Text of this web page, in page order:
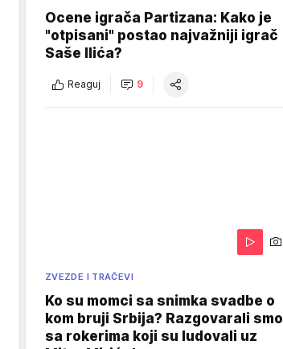
Ocene igrača Partizana: Kako je
"otpisani" postao najvažniji igrač
Saše Ilića?
Reaguj 9
ZVEZDE I TRAČEVI
Ko su momci sa snimka svadbe o
kom bruji Srbija? Razgovarali smo
sa rokerima koji su ludovali uz